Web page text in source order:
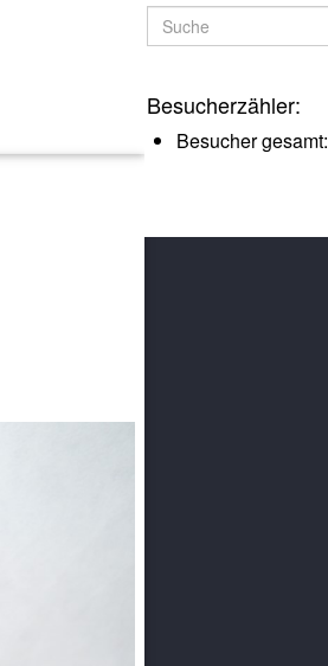
Suche
Besucherzähler:
Besucher gesamt: